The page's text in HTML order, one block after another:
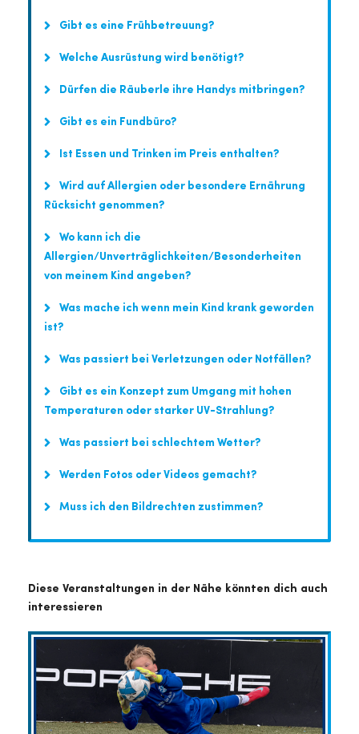
Gibt es eine Frühbetreuung?
Welche Ausrüstung wird benötigt?
Dürfen die Räuberle ihre Handys mitbringen?
Gibt es ein Fundbüro?
Ist Essen und Trinken im Preis enthalten?
Wird auf Allergien oder besondere Ernährung
Rücksicht genommen?
Wo kann ich die
Allergien/Unverträglichkeiten/Besonderheiten
von meinem Kind angeben?
Was mache ich wenn mein Kind krank geworden
ist?
Was passiert bei Verletzungen oder Notfällen?
Gibt es ein Konzept zum Umgang mit hohen
Temperaturen oder starker UV-Strahlung?
Was passiert bei schlechtem Wetter?
Werden Fotos oder Videos gemacht?
Muss ich den Bildrechten zustimmen?
Diese Veranstaltungen in der Nähe könnten dich auch
interessieren